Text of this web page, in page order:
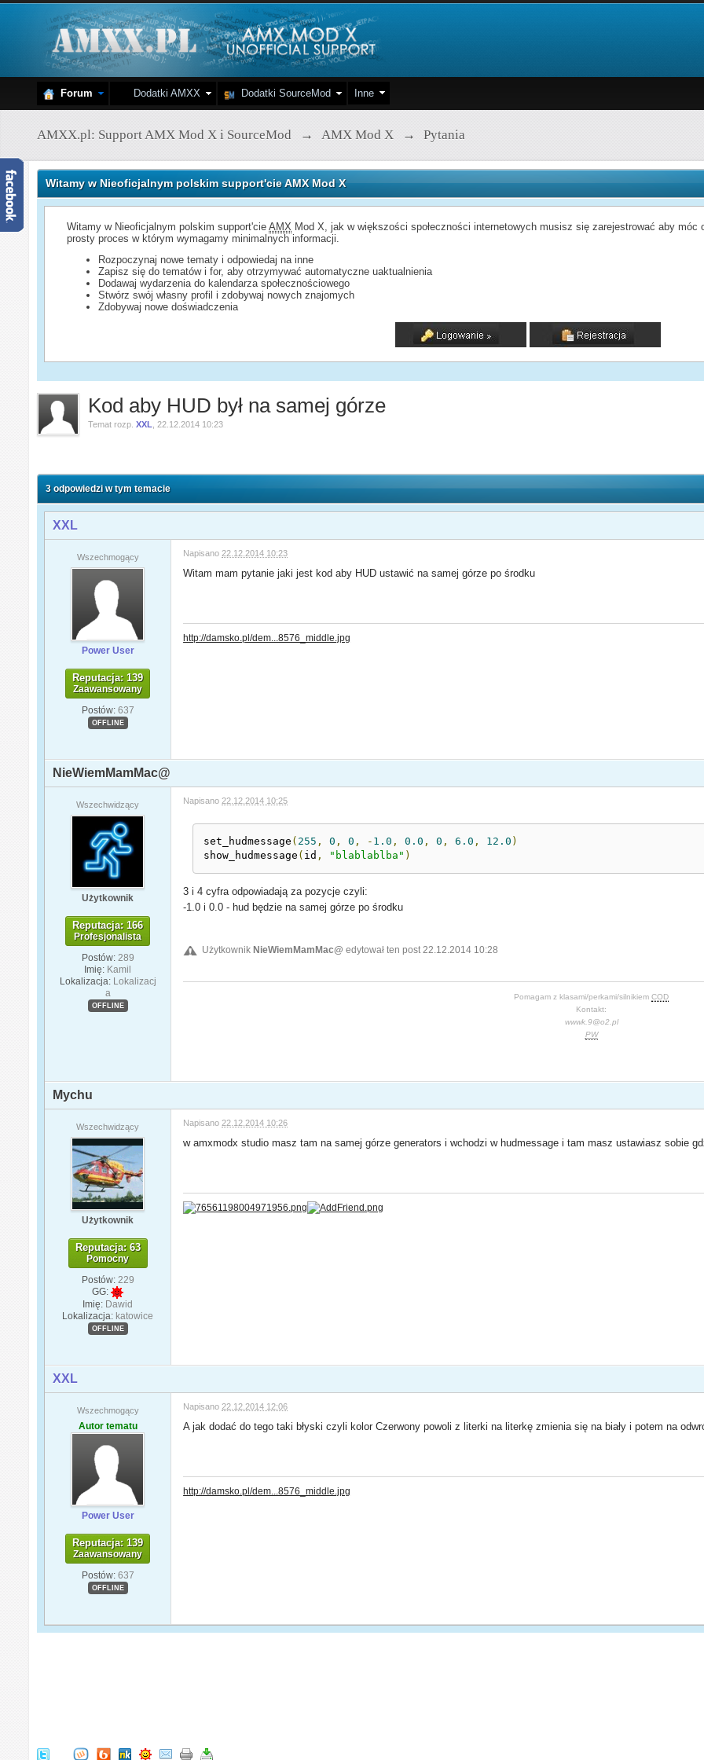
Forum Dodatki AMXX Dodatki SourceMod Inne
AMXX.pl: Support AMX Mod X i SourceMod → AMX Mod X → Pytania
Witamy w Nieoficjalnym polskim support'cie AMX Mod X
Witamy w Nieoficjalnym polskim support'cieAMX Mod X, jak w większości społeczności internetowych musisz się zarejestrować aby
prosty proces w którym wymagamy minimalnych informacji.
Rozpoczynaj nowe tematy i odpowiedaj na inne
Zapisz się do tematów i for, aby otrzymywać automatyczne uaktualnienia
Dodawaj wydarzenia do kalendarza społecznościowego
Stwórz swój własny profil i zdobywaj nowych znajomych
Zdobywaj nowe doświadczenia
Kod aby HUD był na samej górze
Temat rozp.XXL 22.12.2014 10:23
3 odpowiedzi w tym temacie
XXL
Wszechmogący
Power User
Reputacja: 139
Zaawansowany
Postów: 637
OFFLINE
Napisano 22.12.2014 10:23
Witam mam pytanie jaki jest kod aby HUD ustawić na samej górze po środku
http://damsko.pl/dem...8576_middle.jpg
NieWiemMamMac@
Wszechwidzący
Użytkownik
Reputacja: 166
Profesjonalista
Postów: 289
Imię: Kamil
Lokalizacja: Lokalizacj
a
OFFLINE
Napisano 22.12.2014 10:25
set_hudmessage ( 255 , 0 , 0 , - 1.0 , 0.0 , 0 , 6.0 , 12.0 )
show_hudmessage ( id , "blablablba" )
3 i 4 cyfra odpowiadają za pozycje czyli:
-1.0 i 0.0 - hud będzie na samej górze po środku
UżytkownikNieWiemMamMac@ edytował ten post 22.12.2014 10:28
Pomagam z klasami/perkami/silnikiem COD
Kontakt:
wwwk.9@o2.pl
PW
Mychu
Wszechwidzący
Użytkownik
Reputacja: 63
Pomocny
Postów: 229
GG:
Imię: Dawid
Lokalizacja: katowice
OFFLINE
Napisano 22.12.2014 10:26
w amxmodx studio masz tam na samej górze generators i wchodzi w hudmessage i tam masz ustawiasz sobie
XXL
Wszechmogący
Autor tematu
Power User
Reputacja: 139
Zaawansowany
Postów: 637
OFFLINE
Napisano 22.12.2014 12:06
A jak dodać do tego taki błyski czyli kolor Czerwony powoli z literki na literkę zmienia się na biały i potem na
http://damsko.pl/dem...8576_middle.jpg